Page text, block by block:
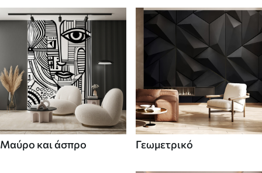
Μαύρο και άσπρο Γεωμετρικό